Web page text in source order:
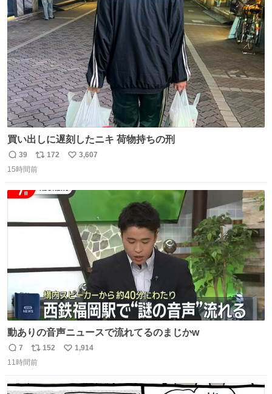
ト
数
数
買い出しに遅刻したニキ 荷物持ちの刑
返
信
39
リ
ポ
ト
172
い
数
3,607
15時間前
動ありの音声ニュースで流れてるのまじかw
返
信
7
リ
ポ
ト
152
い
数
1,914
11時間前